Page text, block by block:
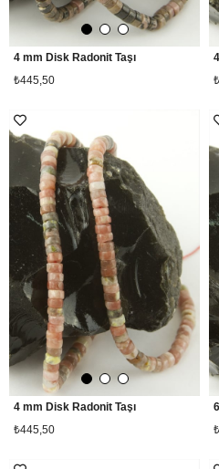
4 mm Disk Radonit Taşı
₺445,50
4 mm Disk Radonit Taşı
₺445,50